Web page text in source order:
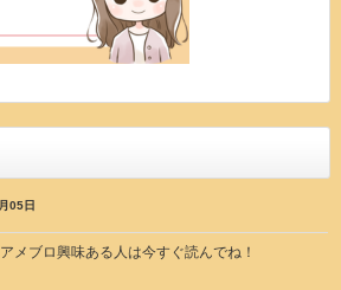
05日
アメブロ興味ある人は今すぐ読んでね！